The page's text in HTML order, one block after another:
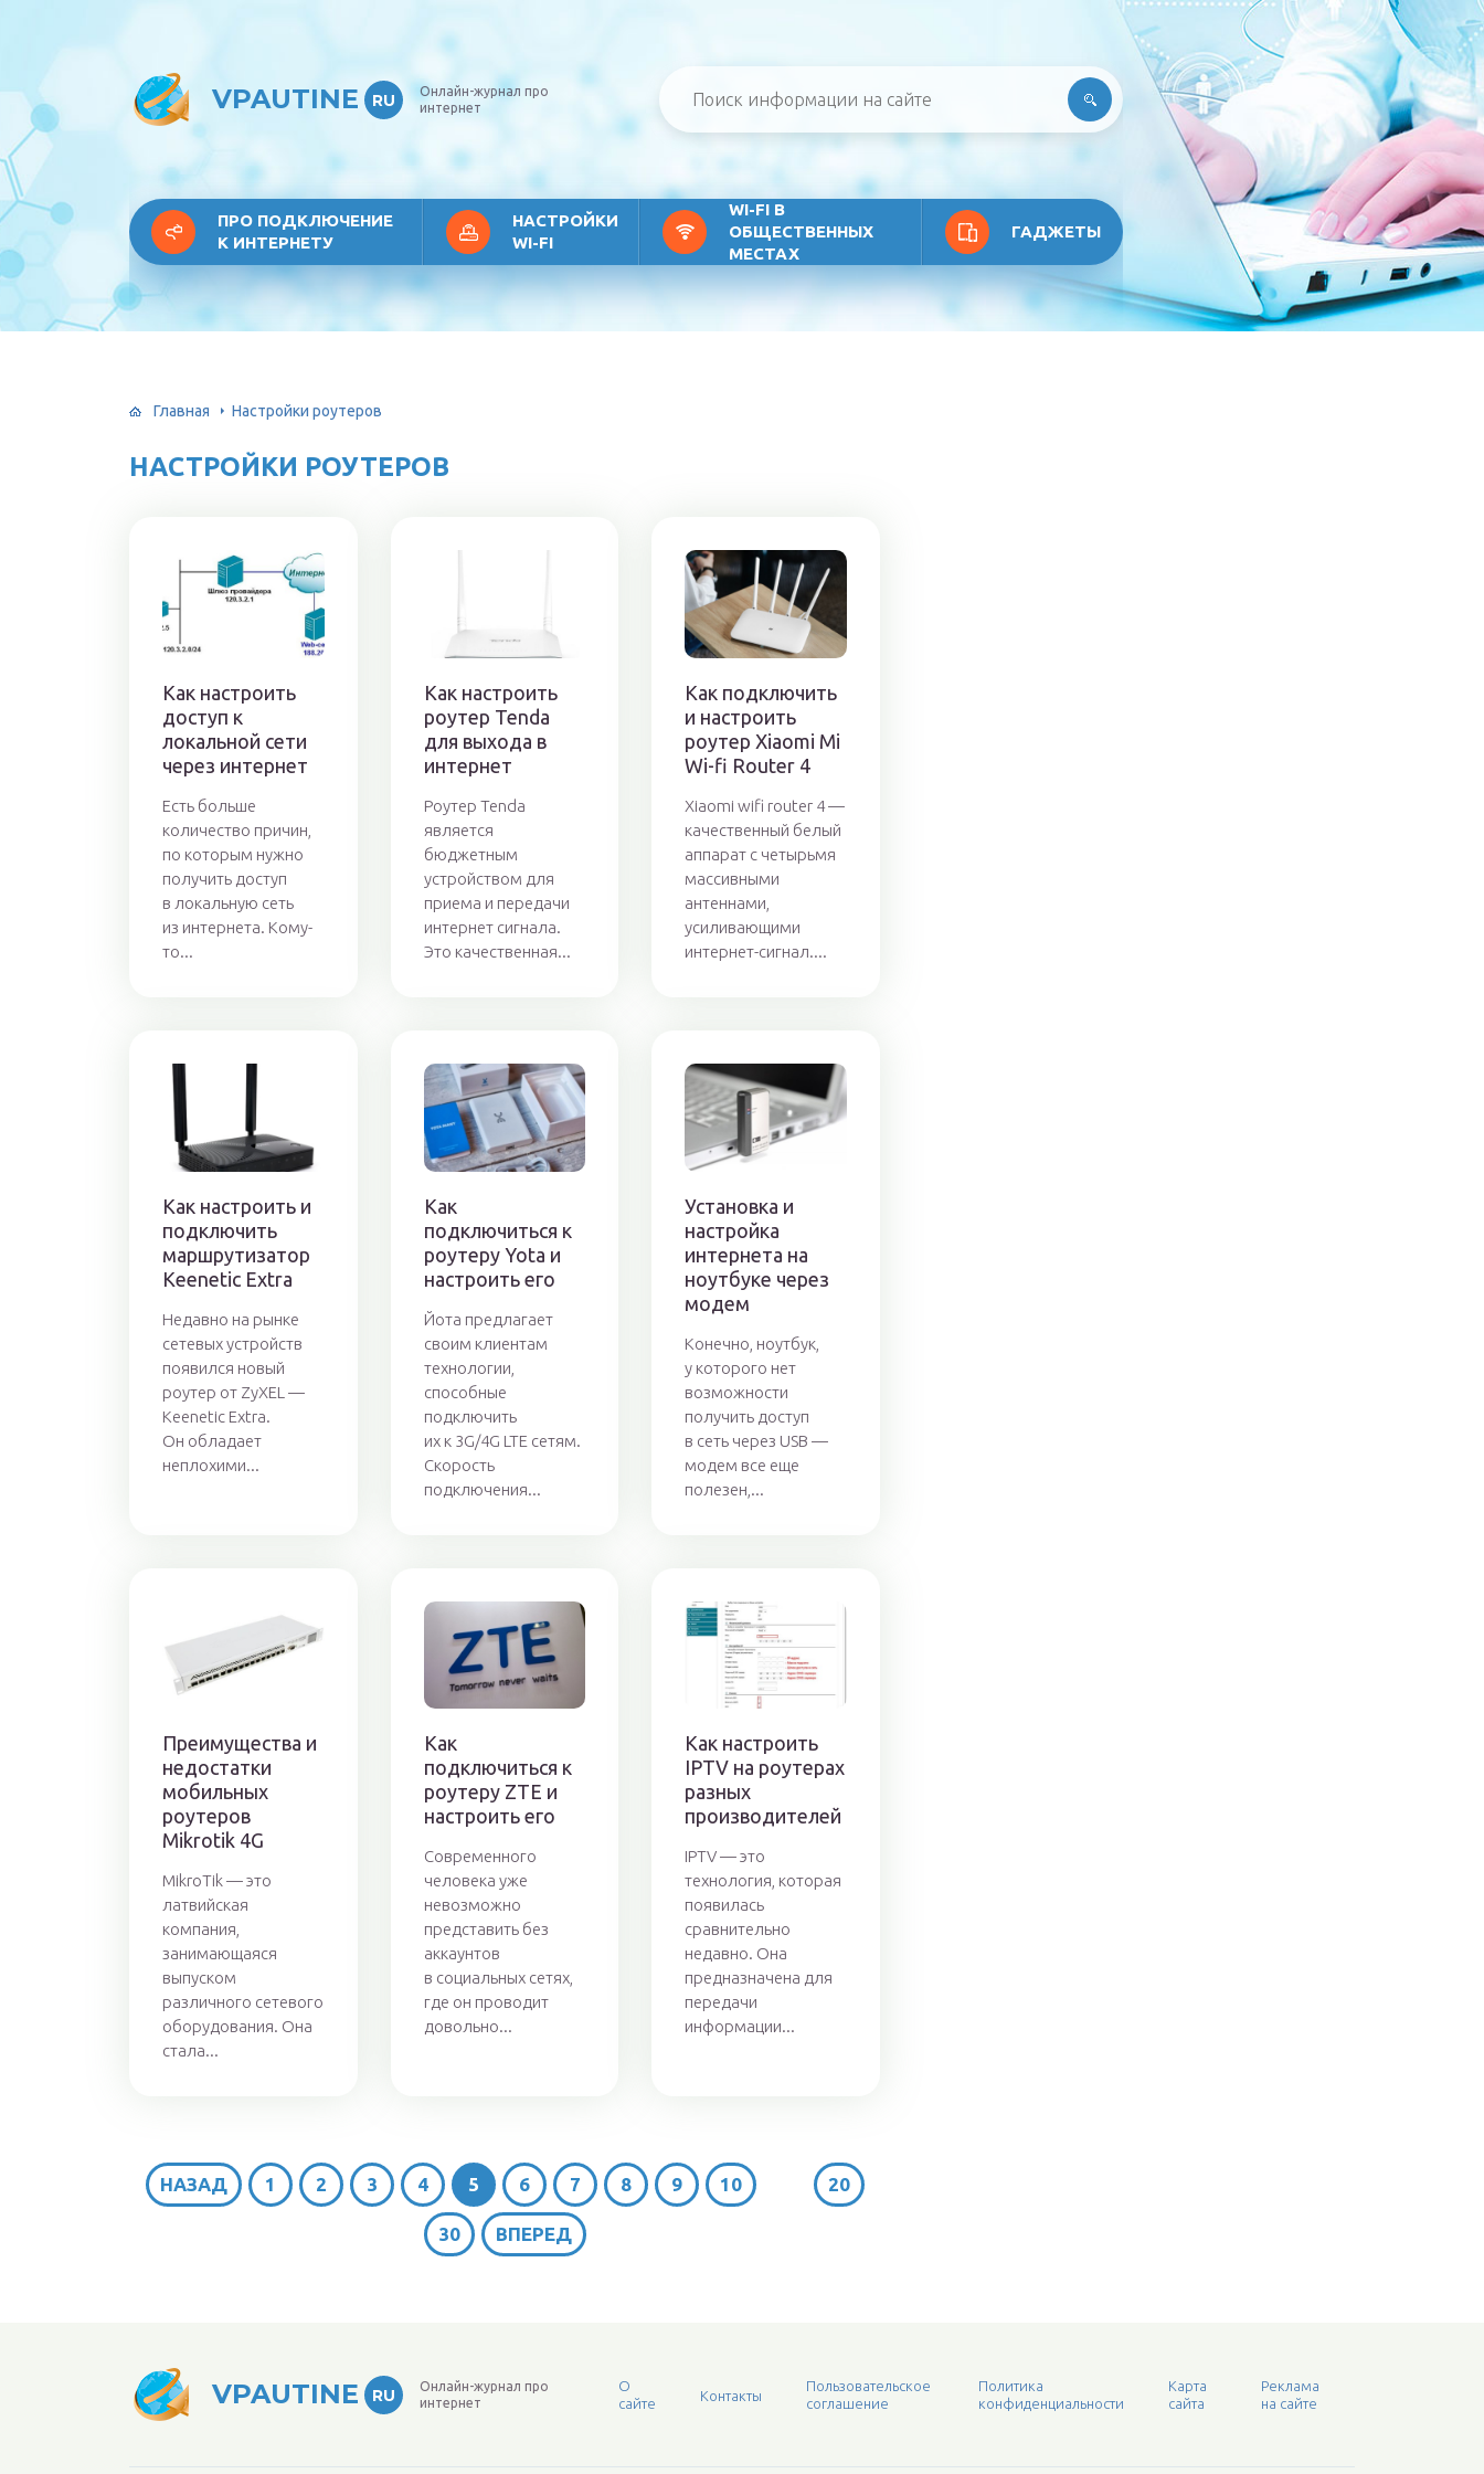
VPAUTINE RU
Онлайн-журнал про
интернет
ПРО ПОДКЛЮЧЕНИЕ
К ИНТЕРНЕТУ
НАСТРОЙКИ
WI-FI
WI-FI В
ОБЩЕСТВЕННЫХ
МЕСТАХ
ГАДЖЕТЫ
Главная Настройки роутеров
НАСТРОЙКИ РОУТЕРОВ
Как настроить
доступ к
локальной сети
через интернет
Есть больше
количество причин,
по которым нужно
получить доступ
в локальную сеть
из интернета. Кому-
то...
Как настроить
роутер Tenda
для выхода в
интернет
Роутер Tenda
является
бюджетным
устройством для
приема и передачи
интернет сигнала.
Это качественная...
Как подключить
и настроить
роутер Xiaomi Mi
Wi-fi Router 4
Xiaomi wifi router 4 —
качественный белый
аппарат с четырьмя
массивными
антеннами,
усиливающими
интернет-сигнал....
Как настроить и
подключить
маршрутизатор
Keenetic Extra
Недавно на рынке
сетевых устройств
появился новый
роутер от ZyXEL —
Keenetic Extra.
Он обладает
неплохими...
Как
подключиться к
роутеру Yota и
настроить его
Йота предлагает
своим клиентам
технологии,
способные
подключить
их к 3G/4G LTE сетям.
Скорость
подключения...
Установка и
настройка
интернета на
ноутбуке через
модем
Конечно, ноутбук,
у которого нет
возможности
получить доступ
в сеть через USB —
модем все еще
полезен,...
Преимущества и
недостатки
мобильных
роутеров
Mikrotik 4G
MikroTik — это
латвийская
компания,
занимающаяся
выпуском
различного сетевого
оборудования. Она
стала...
Как
подключиться к
роутеру ZTE и
настроить его
Современного
человека уже
невозможно
представить без
аккаунтов
в социальных сетях,
где он проводит
довольно...
Как настроить
IPTV на роутерах
разных
производителей
IPTV — это
технология, которая
появилась
сравнительно
недавно. Она
предназначена для
передачи
информации...
НАЗАД 1 2 3 4 5 6 7 8 9 10 20
30 ВПЕРЕД
VPAUTINE RU
Онлайн-журнал про
интернет
О
сайте
Контакты
Пользовательское
соглашение
Политика
конфиденциальности
Карта
сайта
Реклама
на сайте